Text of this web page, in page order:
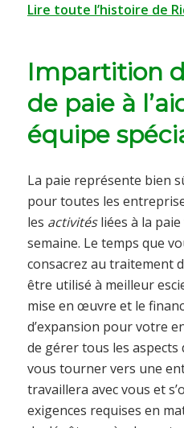
Lire toute l’histoire de
Impartition
de paie à
équipe
La paie représente bien
pour toutes les
les activitésliées à la
semaine. Le temps que
consacrez au traitement
être utilisé à meilleur
mise en œuvre et le
d’expansion pour votre
de gérer tous les aspects
vous tourner vers une
travaillera avec vous et
exigences requises en